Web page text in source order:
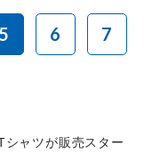
5 6 7
シャツが販売スター